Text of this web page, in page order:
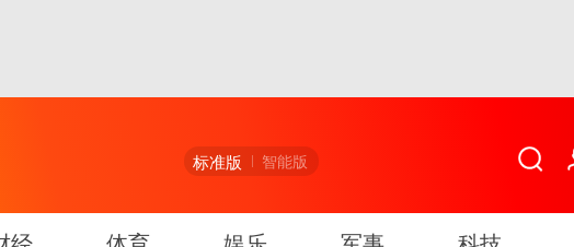
标准版 智能版